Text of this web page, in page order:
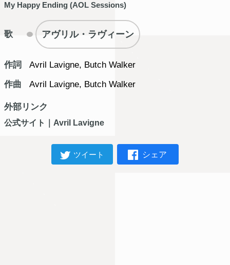
My Happy Ending (AOL Sessions)
歌 アヴリル・ラヴィーン
作詞
Avril Lavigne, Butch Walker
作曲
Avril Lavigne, Butch Walker
外部リンク
公式サイト｜Avril Lavigne
ツイート シェア